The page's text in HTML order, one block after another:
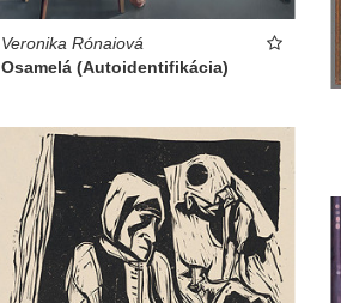
Veronika Rónaiová
Osamelá (Autoidentifikácia)